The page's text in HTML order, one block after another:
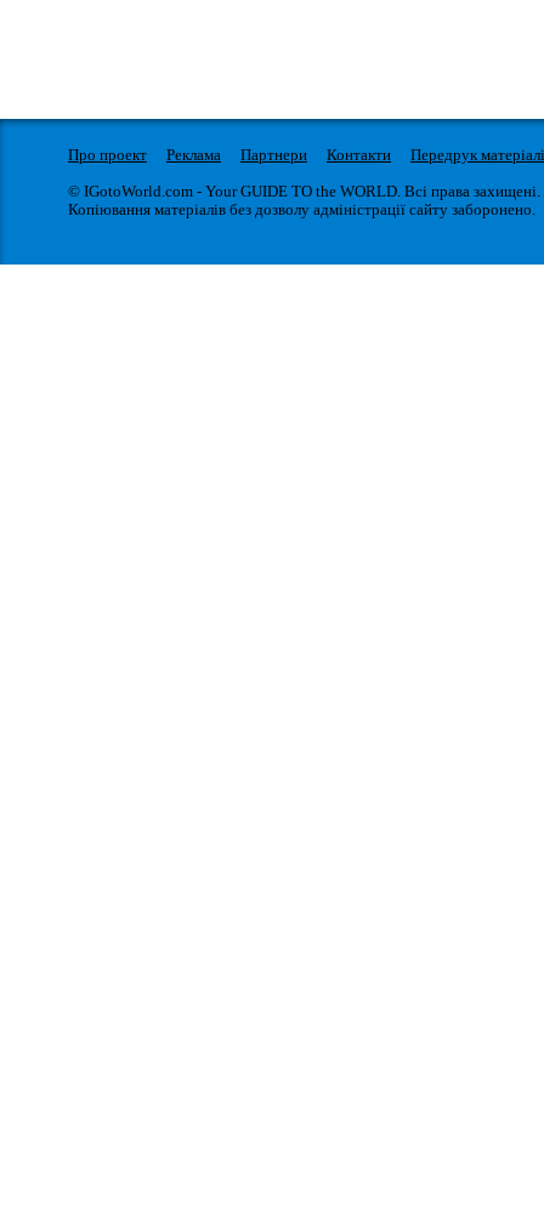
Про проект Реклама Партнери Контакти
Передрук
© IGotoWorld.com - Your GUIDE TO the WORLD. Всі права захищені.
Копіювання матеріалів без дозволу адміністрації сайту заборонено.